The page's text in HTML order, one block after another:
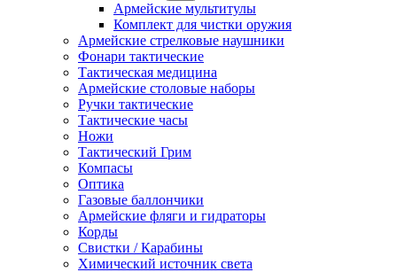
Армейские мультитулы
Комплект для чистки оружия
Армейские стрелковые наушники
Фонари тактические
Тактическая медицина
Армейские столовые наборы
Ручки тактические
Тактические часы
Ножи
Тактический Грим
Компасы
Оптика
Газовые баллончики
Армейские фляги и гидраторы
Корды
Свистки / Карабины
Химический источник света